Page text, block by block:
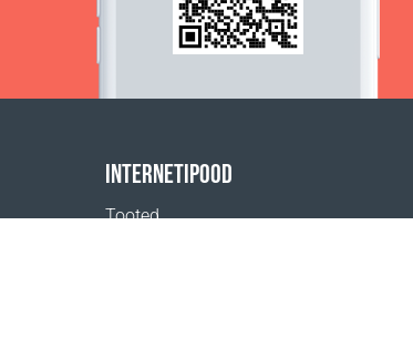
INTERNETIPOOD
Tooted